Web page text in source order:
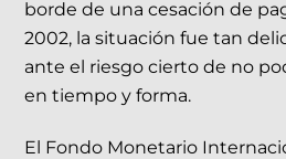
borde de una cesación de
2002, la situación fue tan
ante el riesgo cierto de no
en tiempo y forma.
El Fondo Monetario